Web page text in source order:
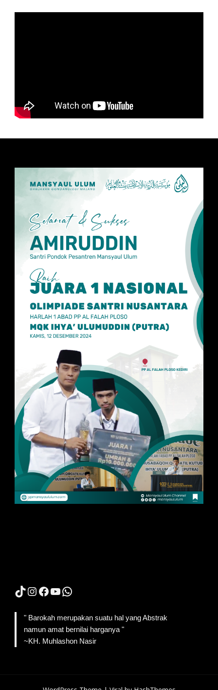
TikTok
Instagram
Facebook
YouTube
WhatsApp
" Barokah merupakan suatu hal yang Abstrak
namun amat bernilai harganya "
~KH. Muhlashon Nasir